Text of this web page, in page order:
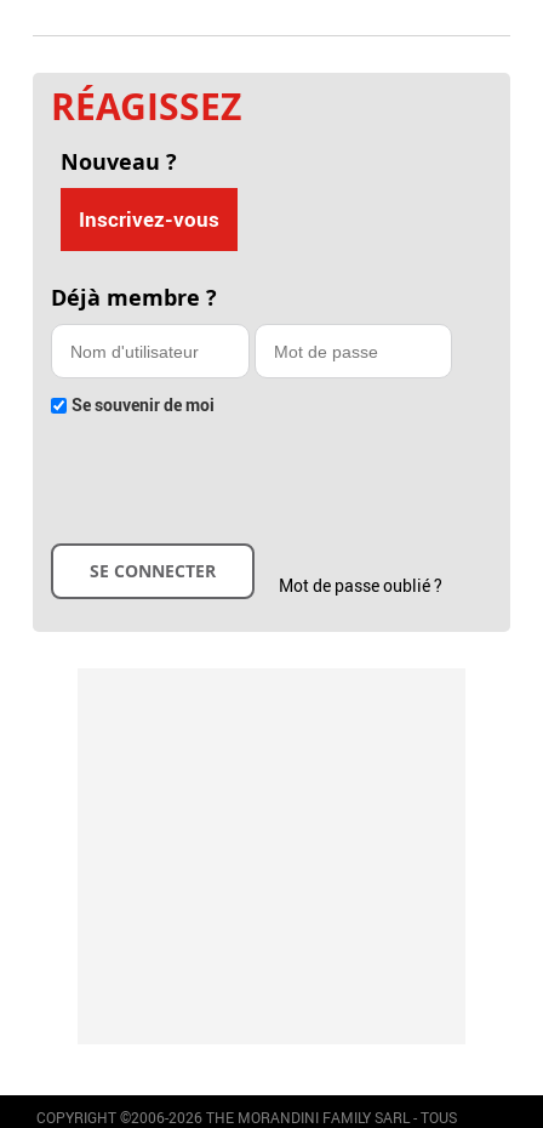
RÉAGISSEZ
Nouveau ?
Inscrivez-vous
Déjà membre ?
Se souvenir de moi
Mot de passe oublié ?
COPYRIGHT ©2006-2026 THE MORANDINI FAMILY SARL - TOUS